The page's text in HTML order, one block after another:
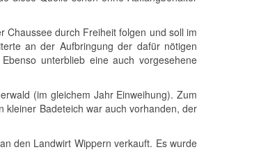
Chaussee durch Freiheit folgen und soll im
an der Aufbringung der dafür nötigen
unterblieb eine auch vorgesehene
(im gleichem Jahr Einweihung). Zum
kleiner Badeteich war auch vorhanden, der
den Landwirt Wippern verkauft. Es wurde